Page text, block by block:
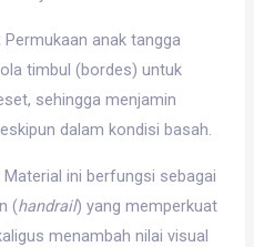
Permukaan anak tangga
timbul (bordes) untuk
sehingga menjamin
dalam kondisi basah.
Material ini berfungsi sebagai
(handrail) yang memperkuat
menambah nilai visual